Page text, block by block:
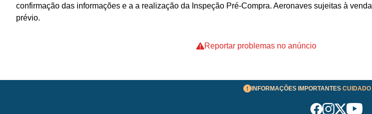
confirmação das informações e a a realização da Inspeção Pré-Compra. Aeronaves sujeitas à
prévio.
Reportar problemas no anúncio
INFORMAÇÕES IMPORTANTES